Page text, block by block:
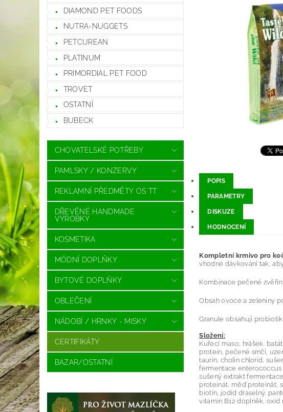
DIAMOND PET FOODS
NUTRA-NUGGETS
PETCUREAN
PLATINUM
PRIMORDIAL PET FOOD
TROVET
OSTATNÍ
BUBECK
CHOVATELSKÉ POTŘEBY
PAMLSKY / KONZERVY
REKLAMNÍ PŘEDMĚTY OS TT
DŘEVĚNÉ HANDMADE
VÝROBKY
KOSMETIKA
MÓDNÍ DOPLŇKY
BYTOVÉ DOPLŇKY
OBLEČENÍ
NÁDOBÍ / HRNKY - MISKY
CERTIFIKÁTY
BAZAR/OSTATNÍ
POPIS
PARAMETRY
DISKUZE
HODNOCENÍ
Kompletní krmivo pro
vhodné dávkování tak,
Kombinace pečené
Obsah ovoce a zeleniny
Granule obsahují
Složení:
Kuřecí maso, hrášek,
protein, pečené srnčí,
taurin, cholin chlorid,
fermentace
sušený extrakt
proteinát, měď proteinát,
biotin, jodid draselný,
vitamin B12 doplněk, oxid